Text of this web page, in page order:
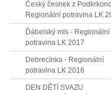
Český česnek z
Regionální potravina LK
Ďábelský mls - Regionální
potravina LK 2017
Debrecínka - Regionální
potravina LK 2016
DEN DĚTÍ SVAZU